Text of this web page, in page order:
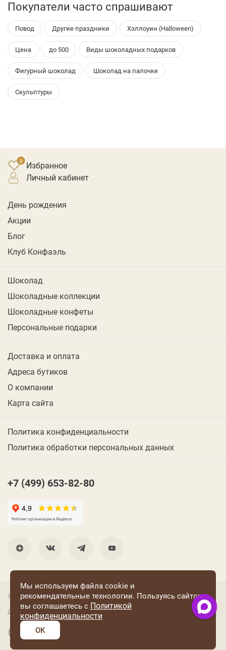
Покупатели часто спрашивают
Повод Другие праздники Хэллоуин (Halloween)
Цена до 500 Виды шоколадных подарков
Фигурный шоколад Шоколад на палочке
Скульптуры
Избранное
личный кабинет
День рождения
Акции
Блог
Клуб Конфаэль
Шоколад
Шоколадные коллекции
Шоколадные конфеты
Персональные подарки
Доставка и оплата
Адреса бутиков
О компании
Карта сайта
Политика конфиденциальности
Политика обработки персональных данных
+7 (499) 653-82-80
© 2001 Группа компаний «Конфаэль»
Дизайн —RUSO
Разработка и поддержка сайта: «Четвертый Рим»
Мы используем файла cookie и
рекомендательные технологии. Пользуясь сайтом
вы соглашаетесь с Политикой
конфиденциальности
OK